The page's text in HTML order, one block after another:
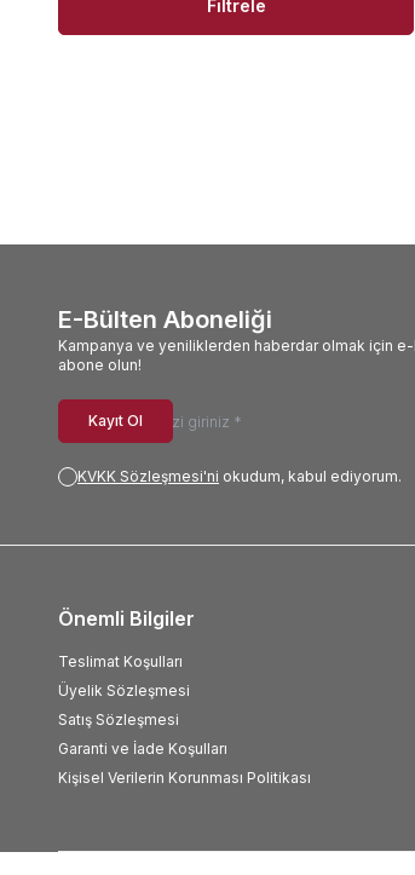
Filtrele
E-Bülten Aboneliği
Kampanya ve yeniliklerden haberdar olmak için
abone olun!
Kayıt Ol
KVKK Sözleşmesi'ni okudum, kabul ediyorum.
Önemli Bilgiler
Teslimat Koşulları
Üyelik Sözleşmesi
Satış Sözleşmesi
Garanti ve İade Koşulları
Kişisel Verilerin Korunması Politikası